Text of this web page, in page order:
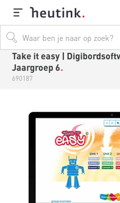
Take it easy |
Jaargroep 6
690187